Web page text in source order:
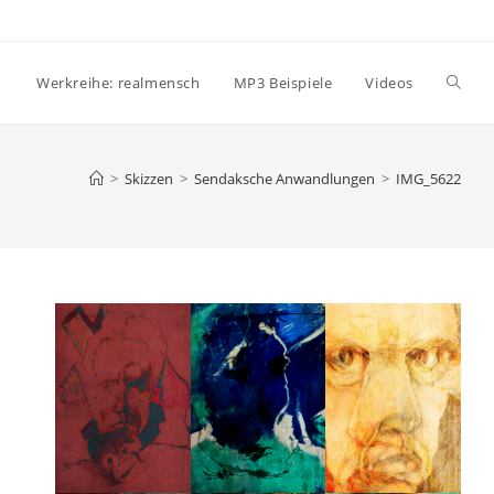
Werkreihe: realmensch MP3 Beispiele Videos
> Skizzen > Sendaksche Anwandlungen > IMG_5622